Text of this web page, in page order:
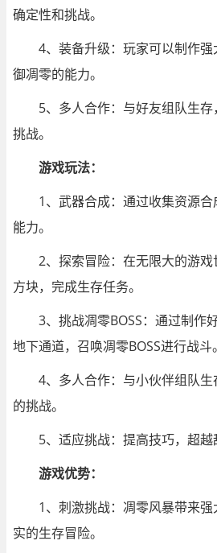
确定性和挑战。
4、装备升级：玩家可以制作
御凋零的能力。
5、多人合作：与好友组队生
挑战。
游戏玩法：
1、武器合成：通过收集资源
能力。
2、探索冒险：在无限大的游戏
方块，完成生存任务。
3、挑战凋零BOSS：通过制作
地下通道，召唤凋零BOSS进行战斗。
4、多人合作：与小伙伴组队
的挑战。
5、适应挑战：提高技巧，超越
游戏优势：
1、刺激挑战：凋零风暴带来
实的生存冒险。